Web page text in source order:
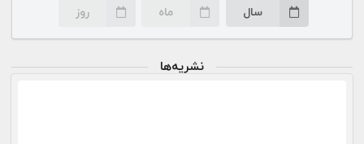
سال ماه روز
نشریه‌ها